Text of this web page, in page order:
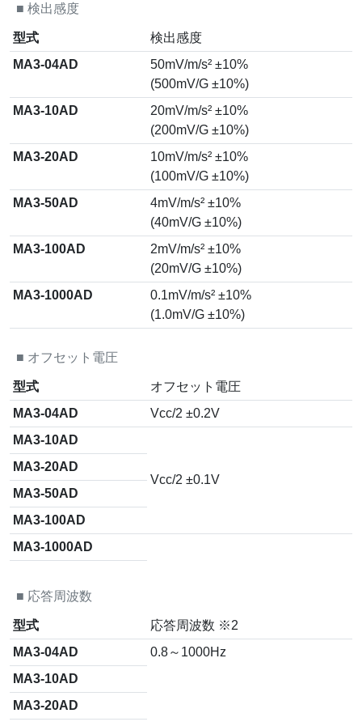
■ 検出感度
型式
検出感度
MA3-04AD
50mV/m/s² ±10%
(500mV/G ±10%)
MA3-10AD
20mV/m/s² ±10%
(200mV/G ±10%)
MA3-20AD
10mV/m/s² ±10%
(100mV/G ±10%)
MA3-50AD
4mV/m/s² ±10%
(40mV/G ±10%)
MA3-100AD
2mV/m/s² ±10%
(20mV/G ±10%)
MA3-1000AD
0.1mV/m/s² ±10%
(1.0mV/G ±10%)
■ オフセット電圧
型式
オフセット電圧
MA3-04AD
Vcc/2 ±0.2V
MA3-10AD
Vcc/2 ±0.1V
MA3-20AD
MA3-50AD
MA3-100AD
MA3-1000AD
■ 応答周波数
型式
応答周波数 ※2
MA3-04AD
0.8～1000Hz
MA3-10AD
MA3-20AD